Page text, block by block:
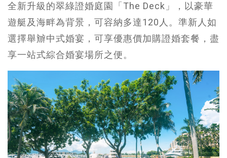
全新升級的翠綠證婚庭園「The Deck」，以豪華
遊艇及海畔為背景，可容納多達120人。準新人如
選擇舉辧中式婚宴，可享優惠價加購證婚套餐，盡
享一站式綜合婚宴場所之便。